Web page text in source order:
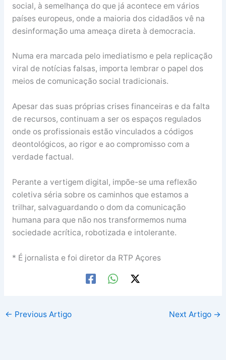
social, à semelhança do que já acontece em vários
países europeus, onde a maioria dos cidadãos vê na
desinformação uma ameaça direta à democracia.
Numa era marcada pelo imediatismo e pela replicação
viral de notícias falsas, importa lembrar o papel dos
meios de comunicação social tradicionais.
Apesar das suas próprias crises financeiras e da falta
de recursos, continuam a ser os espaços regulados
onde os profissionais estão vinculados a códigos
deontológicos, ao rigor e ao compromisso com a
verdade factual.
Perante a vertigem digital, impõe-se uma reflexão
coletiva séria sobre os caminhos que estamos a
trilhar, salvaguardando o dom da comunicação
humana para que não nos transformemos numa
sociedade acrítica, robotizada e intolerante.
* É jornalista e foi diretor da RTP Açores
← Previous Artigo Next Artigo →